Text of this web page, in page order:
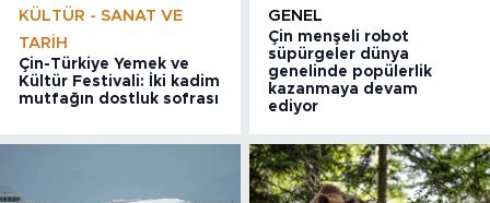
KÜLTÜR - SANAT VE
TARIH
Çin-Türkiye Yemek ve
Kültür Festivali: İki kadim
mutfağın dostluk sofrası
GENEL
Çin menşeli robot
süpürgeler dünya
genelinde popülerlik
kazanmaya devam
ediyor